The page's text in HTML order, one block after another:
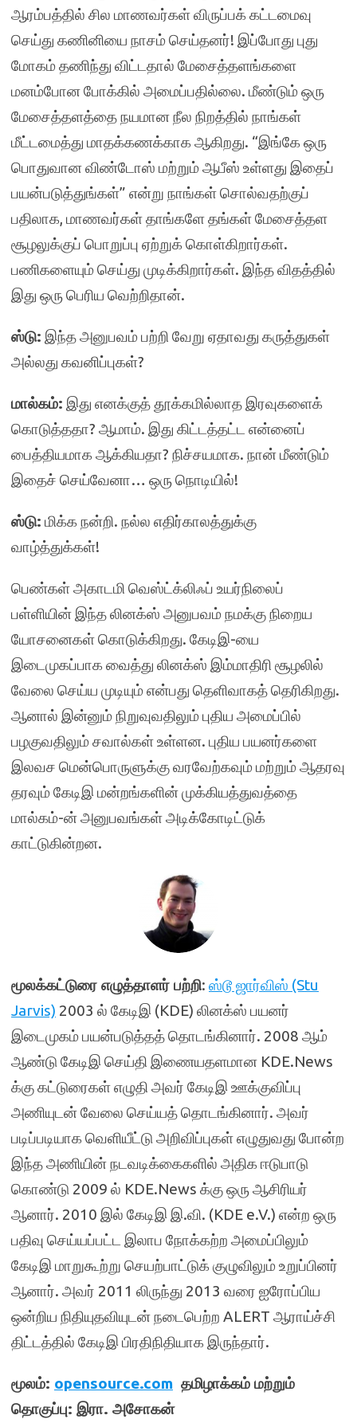
ஆரம்பத்தில் சில மாணவர்கள் விருப்பக் கட்டமைவு
செய்து கணினியை நாசம் செய்தனர்! இப்போது புது
மோகம் தணிந்து விட்டதால் மேசைத்தளங்களை
மனம்போன போக்கில் அமைப்பதில்லை. மீண்டும் ஒரு
மேசைத்தளத்தை நயமான நீல நிறத்தில் நாங்கள்
மீட்டமைத்து மாதக்கணக்காக ஆகிறது. “இங்கே ஒரு
பொதுவான விண்டோஸ் மற்றும் ஆபீஸ் உள்ளது இதைப்
பயன்படுத்துங்கள்” என்று நாங்கள் சொல்வதற்குப்
பதிலாக, மாணவர்கள் தாங்களே தங்கள் மேசைத்தள
சூழலுக்குப் பொறுப்பு ஏற்றுக் கொள்கிறார்கள்.
பணிகளையும் செய்து முடிக்கிறார்கள். இந்த விதத்தில்
இது ஒரு பெரிய வெற்றிதான்.
ஸ்டு: இந்த அனுபவம் பற்றி வேறு ஏதாவது கருத்துகள்
அல்லது கவனிப்புகள்?
மால்கம்: இது எனக்குத் தூக்கமில்லாத இரவுகளைக்
கொடுத்ததா? ஆமாம். இது கிட்டத்தட்ட என்னைப்
பைத்தியமாக ஆக்கியதா? நிச்சயமாக. நான் மீண்டும்
இதைச் செய்வேனா… ஒரு நொடியில்!
ஸ்டு: மிக்க நன்றி. நல்ல எதிர்காலத்துக்கு
வாழ்த்துக்கள்!
பெண்கள் அகாடமி வெஸ்ட்க்லிஃப் உயர்நிலைப்
பள்ளியின் இந்த லினக்ஸ் அனுபவம் நமக்கு நிறைய
யோசனைகள் கொடுக்கிறது. கேடிஇ-யை
இடைமுகப்பாக வைத்து லினக்ஸ் இம்மாதிரி சூழலில்
வேலை செய்ய முடியும் என்பது தெளிவாகத் தெரிகிறது.
ஆனால் இன்னும் நிறுவுவதிலும் புதிய அமைப்பில்
பழகுவதிலும் சவால்கள் உள்ளன. புதிய பயனர்களை
இலவச மென்பொருளுக்கு வரவேற்கவும் மற்றும் ஆதரவு
தரவும் கேடிஇ மன்றங்களின் முக்கியத்துவத்தை
மால்கம்-ன் அனுபவங்கள் அடிக்கோடிட்டுக்
காட்டுகின்றன.
மூலக்கட்டுரை எழுத்தாளர் பற்றி: ஸ்டூ ஜார்விஸ் (Stu
Jarvis) 2003 ல் கேடிஇ (KDE) லினக்ஸ் பயனர்
இடைமுகம் பயன்படுத்தத் தொடங்கினார். 2008 ஆம்
ஆண்டு கேடிஇ செய்தி இணையதளமான KDE.News
க்கு கட்டுரைகள் எழுதி அவர் கேடிஇ ஊக்குவிப்பு
அணியுடன் வேலை செய்யத் தொடங்கினார். அவர்
படிப்படியாக வெளியீட்டு அறிவிப்புகள் எழுதுவது போன்ற
இந்த அணியின் நடவடிக்கைகளில் அதிக ஈடுபாடு
கொண்டு 2009 ல் KDE.News க்கு ஒரு ஆசிரியர்
ஆனார். 2010 இல் கேடிஇ இ.வி. (KDE e.V.) என்ற ஒரு
பதிவு செய்யப்பட்ட இலாப நோக்கற்ற அமைப்பிலும்
கேடிஇ மாறுகூற்று செயற்பாட்டுக் குழுவிலும் உறுப்பினர்
ஆனார். அவர் 2011 லிருந்து 2013 வரை ஐரோப்பிய
ஒன்றிய நிதியுதவியுடன் நடைபெற்ற ALERT ஆராய்ச்சி
திட்டத்தில் கேடிஇ பிரதிநிதியாக இருந்தார்.
மூலம்: opensource.com தமிழாக்கம் மற்றும்
தொகுப்பு: இரா. அசோகன்